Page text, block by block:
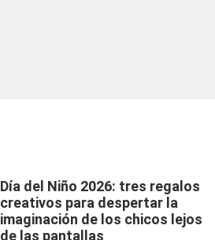
Día del Niño 2026: tres regalos
creativos para despertar la
imaginación de los chicos lejos
de las pantallas